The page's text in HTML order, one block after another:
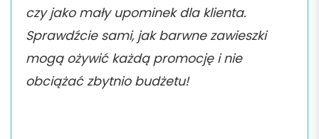
czy jako mały upominek dla klienta.
Sprawdźcie sami, jak barwne zawieszki
mogą ożywić każdą promocję i nie
obciążać zbytnio budżetu!